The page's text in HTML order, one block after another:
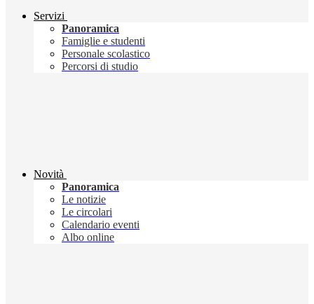
Servizi
Panoramica
Famiglie e studenti
Personale scolastico
Percorsi di studio
Novità
Panoramica
Le notizie
Le circolari
Calendario eventi
Albo online